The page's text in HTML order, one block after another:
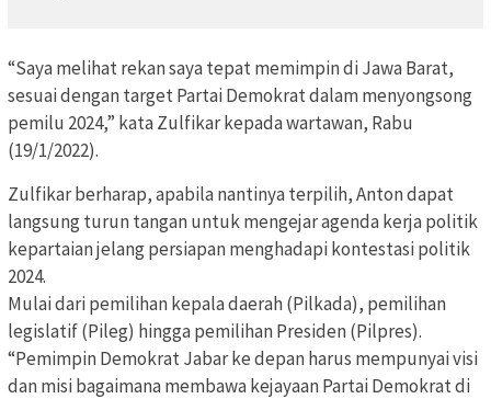
“Saya melihat rekan saya tepat memimpin di Jawa Barat,
sesuai dengan target Partai Demokrat dalam menyongsong
pemilu 2024,” kata Zulfikar kepada wartawan, Rabu
(19/1/2022).
Zulfikar berharap, apabila nantinya terpilih, Anton dapat
langsung turun tangan untuk mengejar agenda kerja politik
kepartaian jelang persiapan menghadapi kontestasi politik
2024.
Mulai dari pemilihan kepala daerah (Pilkada), pemilihan
legislatif (Pileg) hingga pemilihan Presiden (Pilpres).
“Pemimpin Demokrat Jabar ke depan harus mempunyai visi
dan misi bagaimana membawa kejayaan Partai Demokrat di